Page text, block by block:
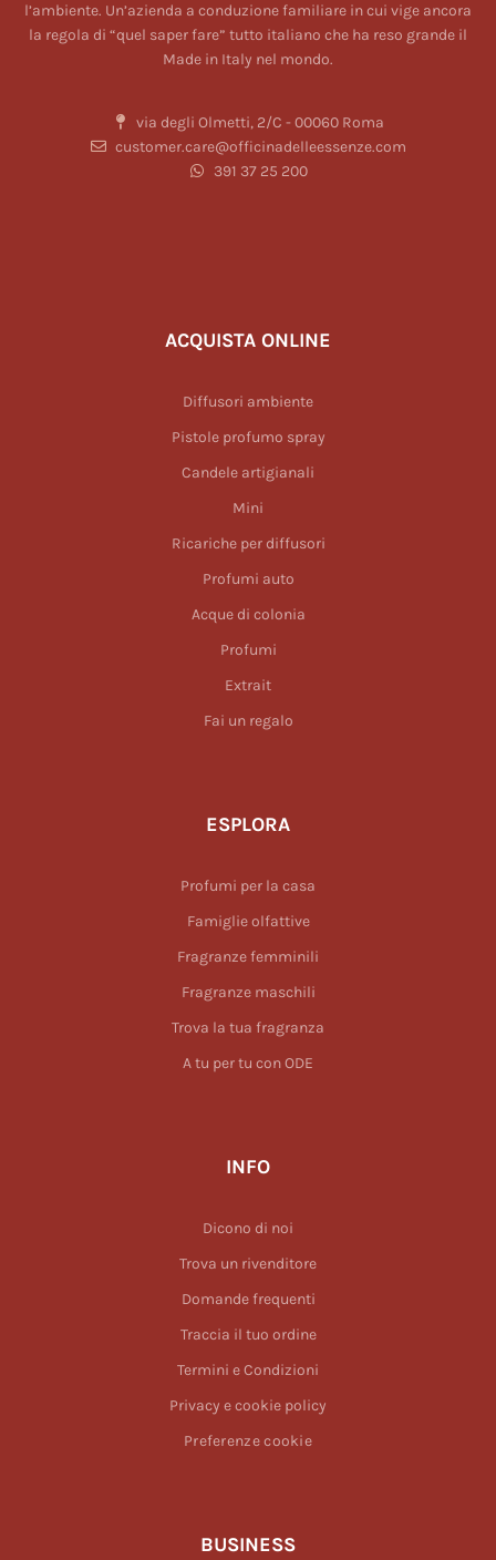
l’ambiente. Un’azienda a conduzione familiare in cui vige ancora
la regola di “quel saper fare” tutto italiano che ha reso grande il
Made in Italy nel mondo.
via degli Olmetti, 2/C - 00060 Roma
customer.care@officinadelleessenze.com
391 37 25 200
ACQUISTA ONLINE
Diffusori ambiente
Pistole profumo spray
Candele artigianali
Mini
Ricariche per diffusori
Profumi auto
Acque di colonia
Profumi
Extrait
Fai un regalo
ESPLORA
Profumi per la casa
Famiglie olfattive
Fragranze femminili
Fragranze maschili
Trova la tua fragranza
A tu per tu con ODE
INFO
Dicono di noi
Trova un rivenditore
Domande frequenti
Traccia il tuo ordine
Termini e Condizioni
Privacy e cookie policy
Preferenze cookie
BUSINESS